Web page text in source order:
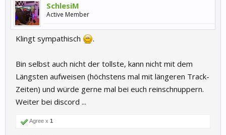
SchlesiM
Active Member
Klingt sympathisch .
Bin selbst auch nicht der tollste, kann nicht mit dem
Längsten aufweisen (höchstens mal mit längeren Track-
Zeiten) und würde gerne mal bei euch reinschnuppern.
Weiter bei discord ...
Agree x 1